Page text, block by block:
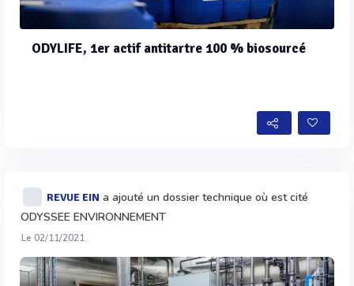
ODYLIFE, 1er actif antitartre 100 % biosourcé
REVUE EIN a ajouté un dossier technique où est cité
ODYSSEE ENVIRONNEMENT
Le 02/11/2021